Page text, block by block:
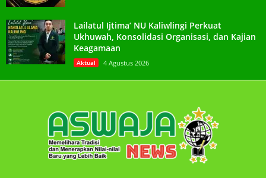
Lailatul Ijtima’ NU Kaliwlingi Perkuat
Ukhuwah, Konsolidasi Organisasi, dan Kajian
Keagamaan
Aktual 4 Agustus 2026